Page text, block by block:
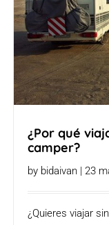
¿Por qué
camper?
by bidaivan | 23
¿Quieres viajar